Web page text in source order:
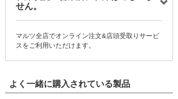
せん。
マルツ全店でオンライン注文&店頭受取りサービ
スをご利用いただけます。
よく一緒に購入されている製品